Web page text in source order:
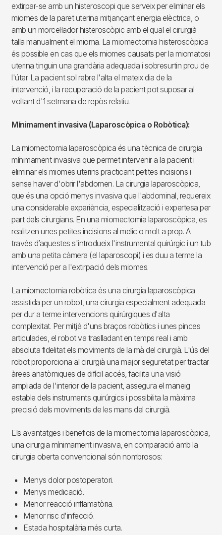
extirpar-se amb un histeroscopi que serveix per eliminar els
miomes de la paret uterina mitjançant energia elèctrica, o
amb un morcel·lador histeroscòpic amb el qual el cirurgià
talla manualment el mioma. La miomectomia histeroscòpica
és possible en cas que els miomes causats per la miomatosi
uterina tinguin una grandària adequada i sobresurtin prou de
l'úter. La pacient sol rebre l'alta el mateix dia de la
intervenció, i la recuperació de la pacient pot suposar al
voltant d'1 setmana de repòs relatiu.
Mínimament invasiva (Laparoscòpica o Robòtica):
La miomectomia laparoscòpica és una tècnica de cirurgia
mínimament invasiva que permet intervenir a la pacient i
eliminar els miomes uterins practicant petites incisions i
sense haver d'obrir l'abdomen. La cirurgia laparoscòpica,
que és una opció menys invasiva que l'abdominal, requereix
una considerable experiència, especialització i expertesa per
part dels cirurgians. En una miomectomia laparoscòpica, es
realitzen unes petites incisions al melic o molt a prop. A
través d’aquestes s'introdueix l'instrumental quirúrgic i un tub
amb una petita càmera (el laparoscopi) i es duu a terme la
intervenció per a l'extirpació dels miomes.
La miomectomia robòtica és una cirurgia laparoscòpica
assistida per un robot, una cirurgia especialment adequada
per dur a terme intervencions quirúrgiques d'alta
complexitat. Per mitjà d'uns braços robòtics i unes pinces
articulades, el robot va traslladant en temps real i amb
absoluta fidelitat els moviments de la mà del cirurgià. L'ús del
robot proporciona al cirurgià una major seguretat per tractar
àrees anatòmiques de difícil accés, facilita una visió
ampliada de l'interior de la pacient, assegura el maneig
estable dels instruments quirúrgics i possibilita la màxima
precisió dels moviments de les mans del cirurgià.
Els avantatges i beneficis de la miomectomia laparoscòpica,
una cirurgia mínimament invasiva, en comparació amb la
cirurgia oberta convencional són nombrosos:
Menys dolor postoperatori.
Menys medicació.
Menor reacció inflamatòria.
Menor risc d'infecció.
Estada hospitalària més curta.